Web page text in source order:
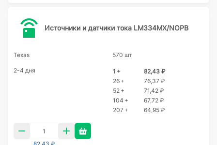
Источники и датчики тока LM334MX/NOPB
Texas 570 шт
2-4 дня 1 +
82,43 ₽
26 +
76,37 ₽
52 +
71,42 ₽
104 +
67,72 ₽
207 +
64,95 ₽